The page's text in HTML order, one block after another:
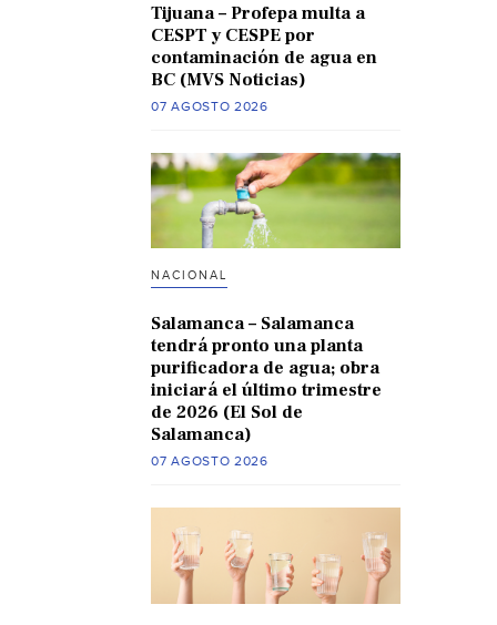
Tijuana – Profepa multa a
CESPT y CESPE por
contaminación de agua en
BC (MVS Noticias)
07 AGOSTO 2026
NACIONAL
Salamanca – Salamanca
tendrá pronto una planta
purificadora de agua; obra
iniciará el último trimestre
de 2026 (El Sol de
Salamanca)
07 AGOSTO 2026